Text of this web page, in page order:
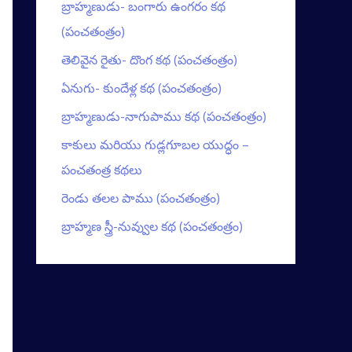
బ్రాహ్మణుడు- బంగారు ఉంగరం కథ
(పంచతంత్రం)
తెలివైన రైతు- దొంగ కథ (పంచతంత్రం)
ఏనుగు- కుందేళ్ల కథ (పంచతంత్రం)
బ్రాహ్మణుడు-నాగుపాము కథ (పంచతంత్రం)
కాకులు మరియు గుడ్లగూబల యుద్ధం –
పంచతంత్ర కథలు
రెండు తలల పాము (పంచతంత్రం)
బ్రాహ్మణ స్త్రీ-నువ్వుల కథ (పంచతంత్రం)